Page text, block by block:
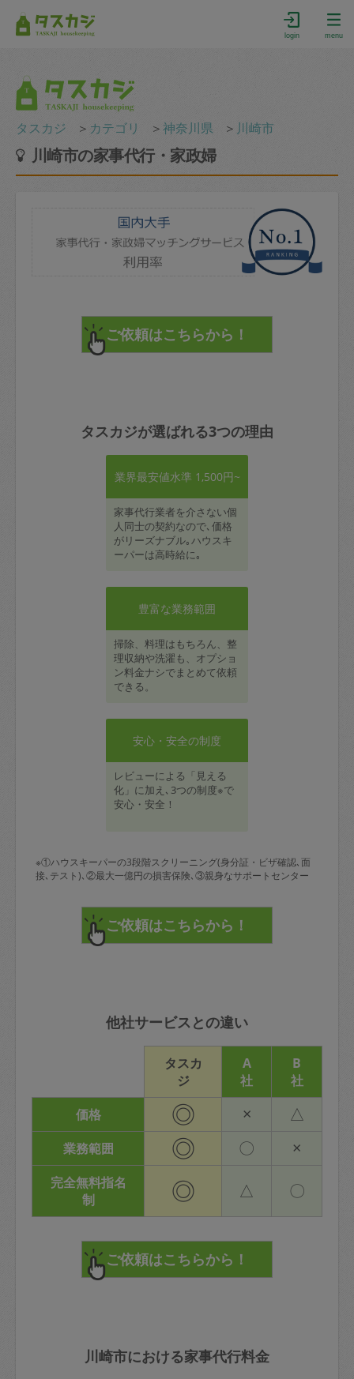
login menu
タスカジ ＞ カテゴリ ＞神奈川県 ＞ 川崎市
川崎市の家事代行・家政婦
タスカジが選ばれる3つの理由
業界最安値水準 1,500円~
家事代行業者を介さない個
人同士の契約なので､価格
がリーズナブル｡ハウスキ
ーパーは高時給に｡
豊富な業務範囲
掃除、料理はもちろん、整
理収納や洗濯も、オプショ
ン料金ナシでまとめて依頼
できる。
安心・安全の制度
レビューによる「見える
化」に加え､3つの制度※で
安心・安全！
※①ハウスキーパーの3段階スクリーニング(身分証・ビザ確認､面
接､テスト)､②最大一億円の損害保険､③親身なサポートセンター
他社サービスとの違い
タスカ
ジ
A
社
B
社
価格
◎ × △
業務範囲 ◎ 〇 ×
完全無料指名
制
◎ △ 〇
川崎市における家事代行料金